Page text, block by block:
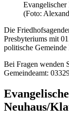
Evangelischer
(Foto:
Die
Presbyteriums mit
politische Gemeinde
Bei Fragen wenden
Gemeindeamt:
Neuhaus/